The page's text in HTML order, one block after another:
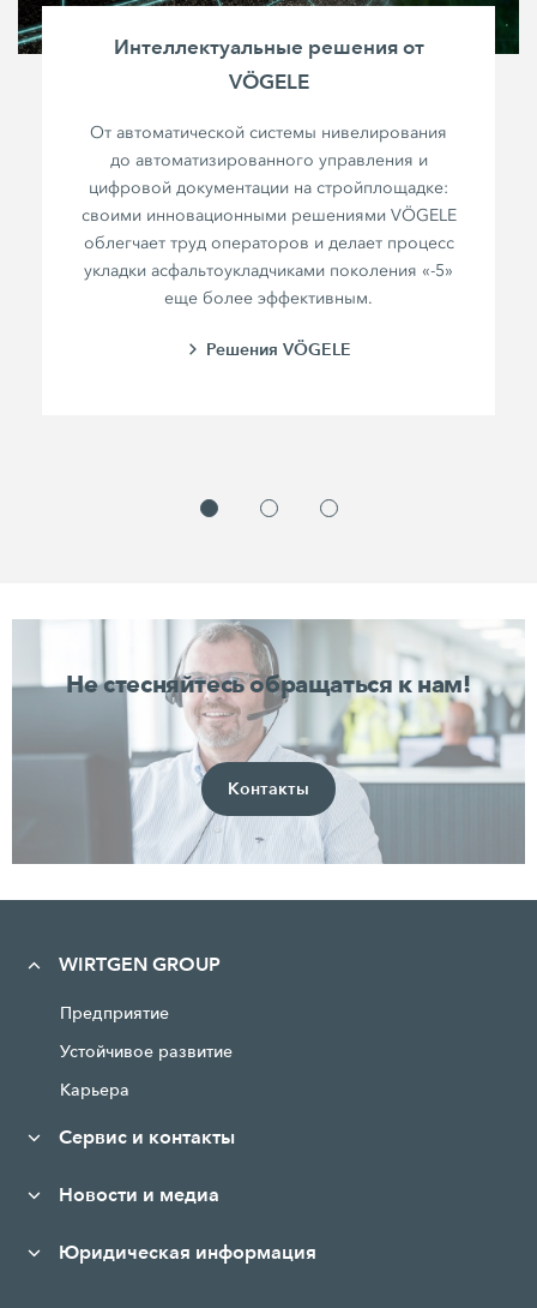
Интеллектуальные решения от
VÖGELE
От автоматической системы нивелирования
до автоматизированного управления и
цифровой документации на стройплощадке:
своими инновационными решениями VÖGELE
облегчает труд операторов и делает процесс
укладки асфальтоукладчиками поколения «-5»
еще более эффективным.
Решения VÖGELE
Не стесняйтесь обращаться к нам!
Контакты
WIRTGEN GROUP
Предприятие
Устойчивое развитие
Карьера
Сервис и контакты
Новости и медиа
Юридическая информация